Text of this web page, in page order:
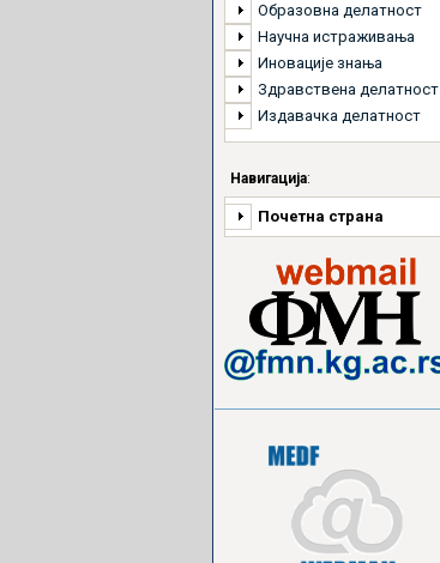
Образовна делатност
Научна истраживања
Иновације знања
Здравствена делатност
Издавачка делатност
Навигација:
Почетна страна